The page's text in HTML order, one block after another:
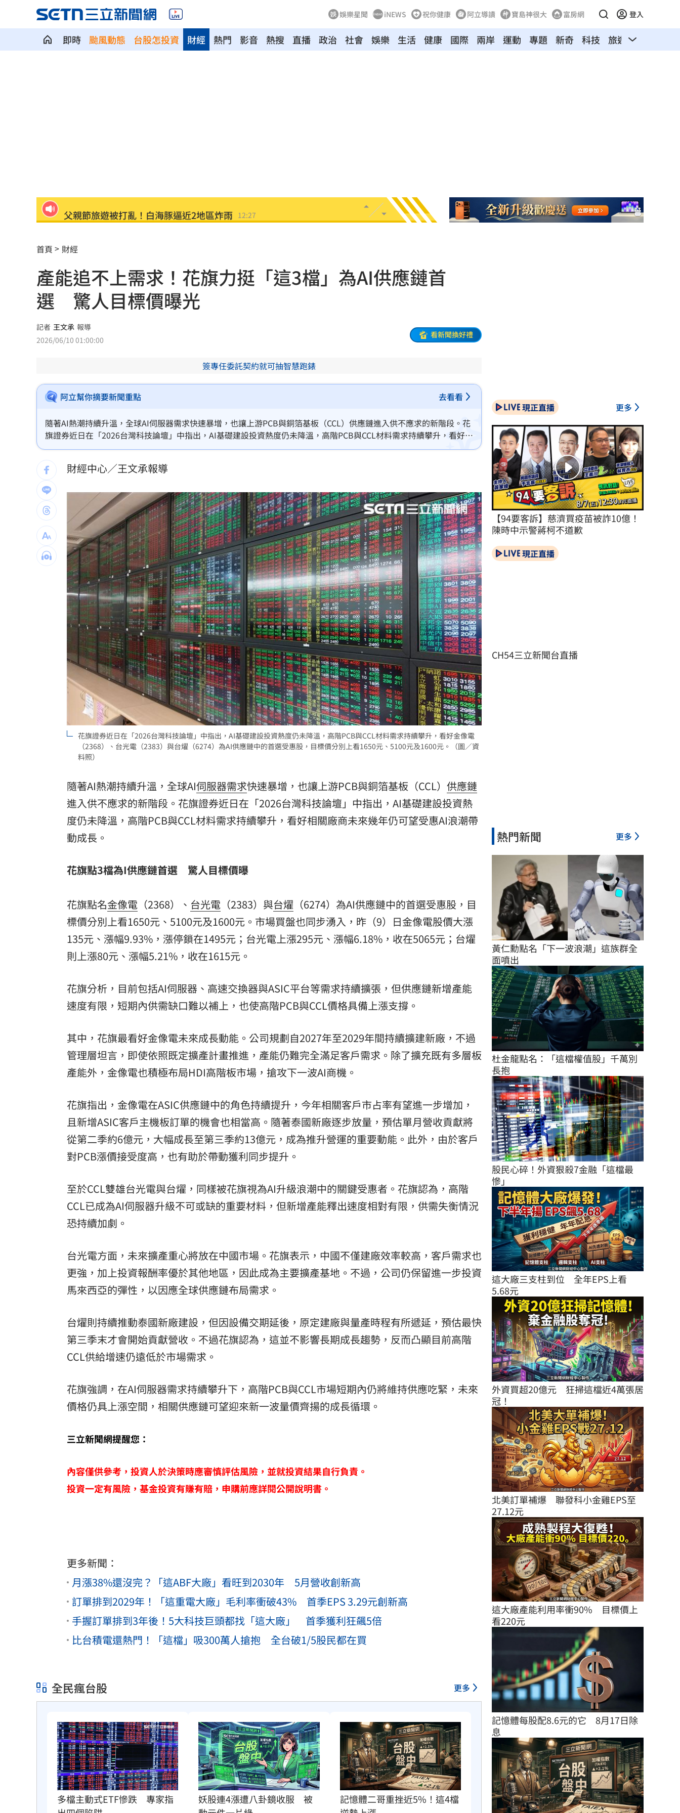
娛樂星聞 iNEWS 祝你健康 阿立導讀 寶島神很大 富房網 登入
即時 颱風動態 台股怎投資 熱門 影音 熱搜 直播 政治 社會 娛樂 生活 健康 國際 兩岸 運動
財經 專題 新奇 科技 旅遊 汽車
父親節旅遊被打亂！白海豚逼近2地區炸雨
徐莉玲槓王菲案外案 5566小刀驚爆離婚
通緝犯拒檢狂飆街頭！撞斷平交道柵欄逃亡 12:24
中國攻台非解放軍？外媒點名2破口！
誰在回覆「幹嘛」？故宮南院小編身分曝光
昔遭抹黑謀財害命終平反 陳時中感性發聲
姜厚任女友自曝3碩1博 網搜本名查無此人 12:19
新／威加重罰300萬！問題苦茶油流向3縣市
毒油案延燒政院點名中市府 蔣萬安竟反問 12:17
肥大叔46歲驟逝！2年前曾逃過車禍死劫 12:16
酒測爆表！職軍「接近死亡狀態」照開上路
泰校園爆槍擊！釀2死20傷 學生槍手身亡 12:11
掃把刺眼傷勢照曝光！女師恐失明要提告 12:10
台灣彩券開獎直播中 20:31
LIVE三立+24小時直播 15:27
三立iNEWS新聞台線上直播 18:00
商場戰國來臨 台中「頂奢大道」逐漸成形 12:00
「拍片人的多重宇宙」職涯論壇9/12登場！ 10:30
8國球員齊聚高雄 Formosa 7s掀足球熱潮 10:00
理想混蛋號召粉絲跨海追星吃美食！ 18:15
首頁 財經
產能追不上需求！花旗力挺「這3檔」為AI供應鏈首
選 驚人目標價曝光
記者 王文承 報導
2026/06/10 01:00:00
看新聞換好禮
簽專任委託契約就可抽智慧跑錶
阿立幫你摘要新聞重點 去看看
隨著AI熱潮持續升溫，全球AI伺服器需求快速暴增，也讓上游PCB與銅箔基板（CCL）供應鏈進入供不應求的新階段。花
旗證券近日在「2026台灣科技論壇」中指出，AI基礎建設投資熱度仍未降溫，高階PCB與CCL材料需求持續攀升，看好相
關廠商未來幾年仍可望受惠AI浪潮帶動成長。
財經中心／王文承報導
花旗證券近日在「2026台灣科技論壇」中指出，AI基礎建設投資熱度仍未降溫，高階PCB與CCL材料需求持續攀升，看好金像電
（2368）、台光電（2383）與台燿（6274）為AI供應鏈中的首選受惠股，目標價分別上看1650元、5100元及1600元。（圖／資
料照）
隨著AI熱潮持續升溫，全球AI伺服器需求快速暴增，也讓上游PCB與銅箔基板（CCL） 供應鏈
進入供不應求的新階段。花旗證券近日在「2026台灣科技論壇」中指出，AI基礎建設投資熱
度仍未降溫，高階PCB與CCL材料需求持續攀升，看好相關廠商未來幾年仍可望受惠AI浪潮帶
動成長。
花旗點3檔為I供應鏈首選 驚人目標價曝
花旗點名金像電 （2368）、 台光電 （2383）與台燿 （6274）為AI供應鏈中的首選受惠股，目
標價分別上看1650元、5100元及1600元。市場買盤也同步湧入，昨（9）日金像電股價大漲
135元、漲幅9.93%，漲停鎖在1495元；台光電上漲295元、漲幅6.18%，收在5065元；台燿
則上漲80元、漲幅5.21%，收在1615元。
花旗分析，目前包括AI伺服器、高速交換器與ASIC平台等需求持續擴張，但供應鏈新增產能
速度有限，短期內供需缺口難以補上，也使高階PCB與CCL價格具備上漲支撐。
其中，花旗最看好金像電未來成長動能。公司規劃自2027年至2029年間持續擴建新廠，不過
管理層坦言，即使依照既定擴產計畫推進，產能仍難完全滿足客戶需求。除了擴充既有多層板
產能外，金像電也積極布局HDI高階板市場，搶攻下一波AI商機。
花旗指出，金像電在ASIC供應鏈中的角色持續提升，今年相關客戶市占率有望進一步增加，
且新增ASIC客戶主機板訂單的機會也相當高。隨著泰國新廠逐步放量，預估單月營收貢獻將
從第二季約6億元，大幅成長至第三季約13億元，成為推升營運的重要動能。此外，由於客戶
對PCB漲價接受度高，也有助於帶動獲利同步提升。
至於CCL雙雄台光電與台燿，同樣被花旗視為AI升級浪潮中的關鍵受惠者。花旗認為，高階
CCL已成為AI伺服器升級不可或缺的重要材料，但新增產能釋出速度相對有限，供需失衡情況
恐持續加劇。
台光電方面，未來擴產重心將放在中國市場。花旗表示，中國不僅建廠效率較高，客戶需求也
更強，加上投資報酬率優於其他地區，因此成為主要擴產基地。不過，公司仍保留進一步投資
馬來西亞的彈性，以因應全球供應鏈布局需求。
台燿則持續推動泰國新廠建設，但因設備交期延後，原定建廠與量產時程有所遞延，預估最快
第三季末才會開始貢獻營收。不過花旗認為，這並不影響長期成長趨勢，反而凸顯目前高階
CCL供給增速仍遠低於市場需求。
花旗強調，在AI伺服器需求持續攀升下，高階PCB與CCL市場短期內仍將維持供應吃緊，未來
價格仍具上漲空間，相關供應鏈可望迎來新一波量價齊揚的成長循環。
三立新聞網提醒您：
內容僅供參考，投資人於決策時應審慎評估風險，並就投資結果自行負責。
投資一定有風險，基金投資有賺有賠，申購前應詳閱公開說明書。
更多新聞：
月漲38%還沒完？「這ABF大廠」看旺到2030年 5月營收創新高
訂單排到2029年！「這重電大廠」毛利率衝破43% 首季EPS 3.29元創新高
手握訂單排到3年後！5大科技巨頭都找「這大廠」 首季獲利狂飆5倍
比台積電還熱門！「這檔」吸300萬人搶抱 全台破1/5股民都在買
全民瘋台股 更多
多檔主動式ETF慘跌　專家指
妖股連4漲遭八卦鏡收服　被
記憶體二哥重挫近5%！這4檔
現正直播 更多
【94要客訴】慈濟買疫苗被詐10億！
陳時中示警蔣柯不道歉
現正直播
CH54三立新聞台直播
熱門新聞 更多
黃仁勳點名「下一波浪潮」這族群全
面噴出
杜金龍點名：「這檔權值股」千萬別
長抱
股民心碎！外資狠殺7金融「這檔最
慘」
這大廠三支柱到位　全年EPS上看
5.68元
外資買超20億元　狂掃這檔近4萬張居
冠！
北美訂單補爆　聯發科小金雞EPS至
27.12元
這大廠產能利用率衝90%　目標價上
看220元
記憶體每股配8.6元的它　8月17日除
息